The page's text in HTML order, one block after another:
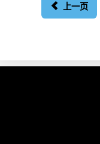
上一页